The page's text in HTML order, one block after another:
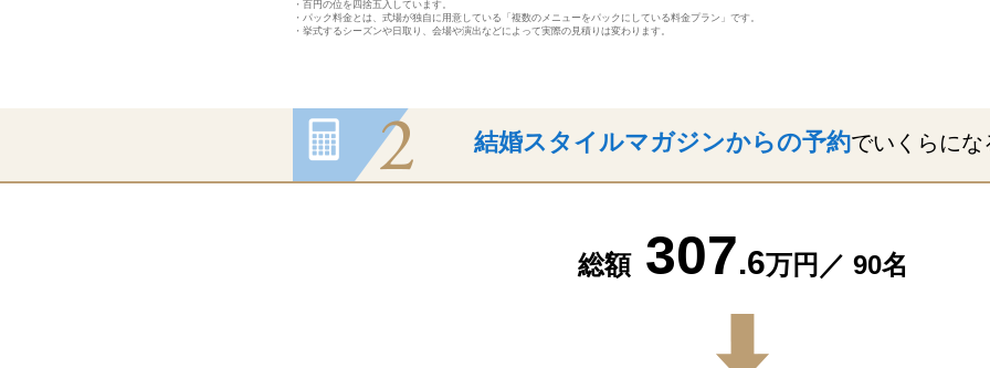
百円の位を四捨五入しています。
パック料金とは、式場が独自に用意している「複数のメニューをパックにしている料金プラン」です。
挙式するシーズンや日取り、会場や演出などによって実際の見積りは変わります。
結婚スタイルマガジンからの予約でいくらにな
総額 307.6万円／ 90名